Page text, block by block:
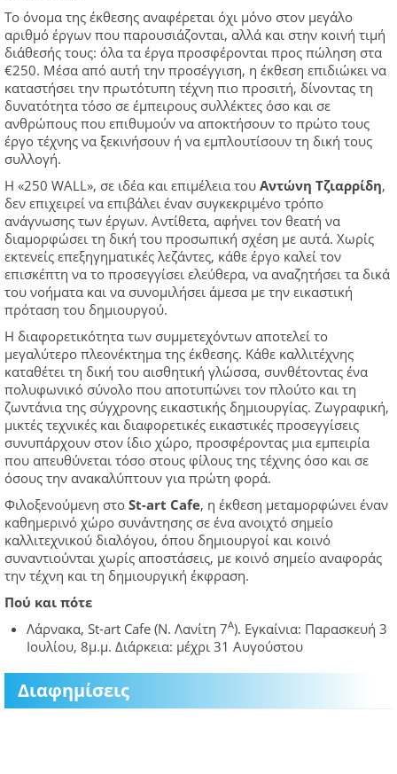
Το όνομα της έκθεσης αναφέρεται όχι μόνο στον μεγάλο
αριθμό έργων που παρουσιάζονται, αλλά και στην κοινή τιμή
διάθεσής τους: όλα τα έργα προσφέρονται προς πώληση στα
€250. Μέσα από αυτή την προσέγγιση, η έκθεση επιδιώκει να
καταστήσει την πρωτότυπη τέχνη πιο προσιτή, δίνοντας τη
δυνατότητα τόσο σε έμπειρους συλλέκτες όσο και σε
ανθρώπους που επιθυμούν να αποκτήσουν το πρώτο τους
έργο τέχνης να ξεκινήσουν ή να εμπλουτίσουν τη δική τους
συλλογή.
Η «250 WALL», σε ιδέα και επιμέλεια του Αντώνη Τζιαρρίδη,
δεν επιχειρεί να επιβάλει έναν συγκεκριμένο τρόπο
ανάγνωσης των έργων. Αντίθετα, αφήνει τον θεατή να
διαμορφώσει τη δική του προσωπική σχέση με αυτά. Χωρίς
εκτενείς επεξηγηματικές λεζάντες, κάθε έργο καλεί τον
επισκέπτη να το προσεγγίσει ελεύθερα, να αναζητήσει τα δικά
του νοήματα και να συνομιλήσει άμεσα με την εικαστική
πρόταση του δημιουργού.
Η διαφορετικότητα των συμμετεχόντων αποτελεί το
μεγαλύτερο πλεονέκτημα της έκθεσης. Κάθε καλλιτέχνης
καταθέτει τη δική του αισθητική γλώσσα, συνθέτοντας ένα
πολυφωνικό σύνολο που αποτυπώνει τον πλούτο και τη
ζωντάνια της σύγχρονης εικαστικής δημιουργίας. Ζωγραφική,
μικτές τεχνικές και διαφορετικές εικαστικές προσεγγίσεις
συνυπάρχουν στον ίδιο χώρο, προσφέροντας μια εμπειρία
που απευθύνεται τόσο στους φίλους της τέχνης όσο και σε
όσους την ανακαλύπτουν για πρώτη φορά.
Φιλοξενούμενη στο St-art Cafe, η έκθεση μεταμορφώνει έναν
καθημερινό χώρο συνάντησης σε ένα ανοιχτό σημείο
καλλιτεχνικού διαλόγου, όπου δημιουργοί και κοινό
συναντιούνται χωρίς αποστάσεις, με κοινό σημείο αναφοράς
την τέχνη και τη δημιουργική έκφραση.
Πού και πότε
Λάρνακα, St-art Cafe (Ν. Λανίτη 7Α). Εγκαίνια: Παρασκευή 3
Ιουλίου, 8μ.μ. Διάρκεια: μέχρι 31 Αυγούστου
Διαφημίσεις